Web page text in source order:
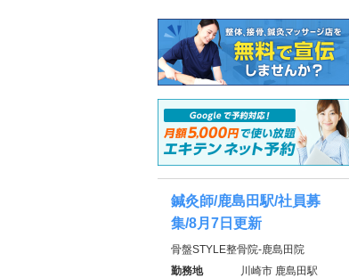
鍼灸師/鹿島田駅/社員募
集/8月7日更新
骨盤STYLE整骨院-鹿島田院
勤務地
川崎市 鹿島田駅